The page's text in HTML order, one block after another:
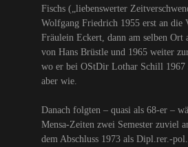
Fischs („liebenswerter
Wolfgang Friedrich 1955 erst an die
Fräulein Eckert, dann am selben Ort
von Hans Brüstle und 1965 weiter
wo er bei OStDir Lothar Schill 1967
aber wie.
Danach folgten – quasi als 68-er –
Mensa-Zeiten zwei Semester zuviel
dem Abschluss 1973 als Dipl.rer.-